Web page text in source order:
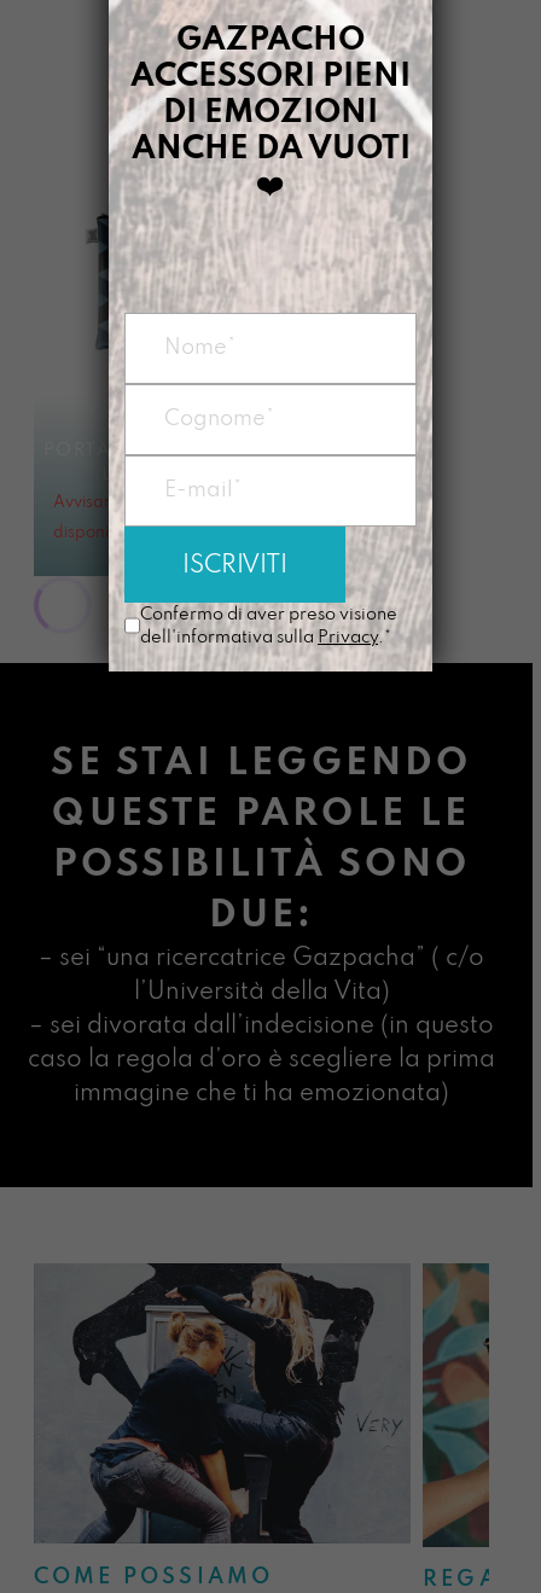
GAZPACHO> DIMMELO LEGGERE
FILTRI
PORTAMIQUELLIBRO
LEGGERE
Avvisami quando
disponibile
SE STAI LEGGENDO
QUESTE PAROLE LE
POSSIBILITÀ SONO
DUE:
– sei “una ricercatrice Gazpacha” ( c/o
l’Università della Vita)
– sei divorata dall’indecisione (in questo
caso la regola d’oro è scegliere la prima
immagine che ti ha emozionata)
COME POSSIAMO
GAZPACHO
ACCESSORI PIENI
DI EMOZIONI
ANCHE DA VUOTI
❤️
Confermo di aver preso visione
dell'informativa sulla Privacy.*